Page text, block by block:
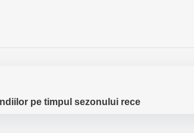
pe timpul sezonului rece